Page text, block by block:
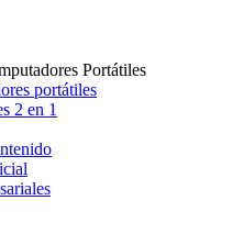
Portátiles
portátiles
2 en 1